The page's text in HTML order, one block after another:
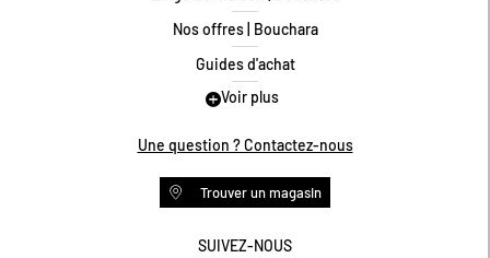
Nos offres | Bouchara
Guides d'achat
Guide des tailles
Programme de fidélité
Conditions des offres
Voir plus
Une question ? Contactez-nous
Trouver un magasin
SUIVEZ-NOUS